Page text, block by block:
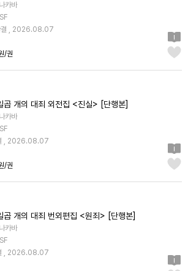
카바
결 , 2026.08.07
/권
곱 개의 대죄 외전집 <진실> [단행본]
카바
, 2026.08.07
/권
곱 개의 대죄 번외편집 <원죄> [단행본]
카바
, 2026.08.07